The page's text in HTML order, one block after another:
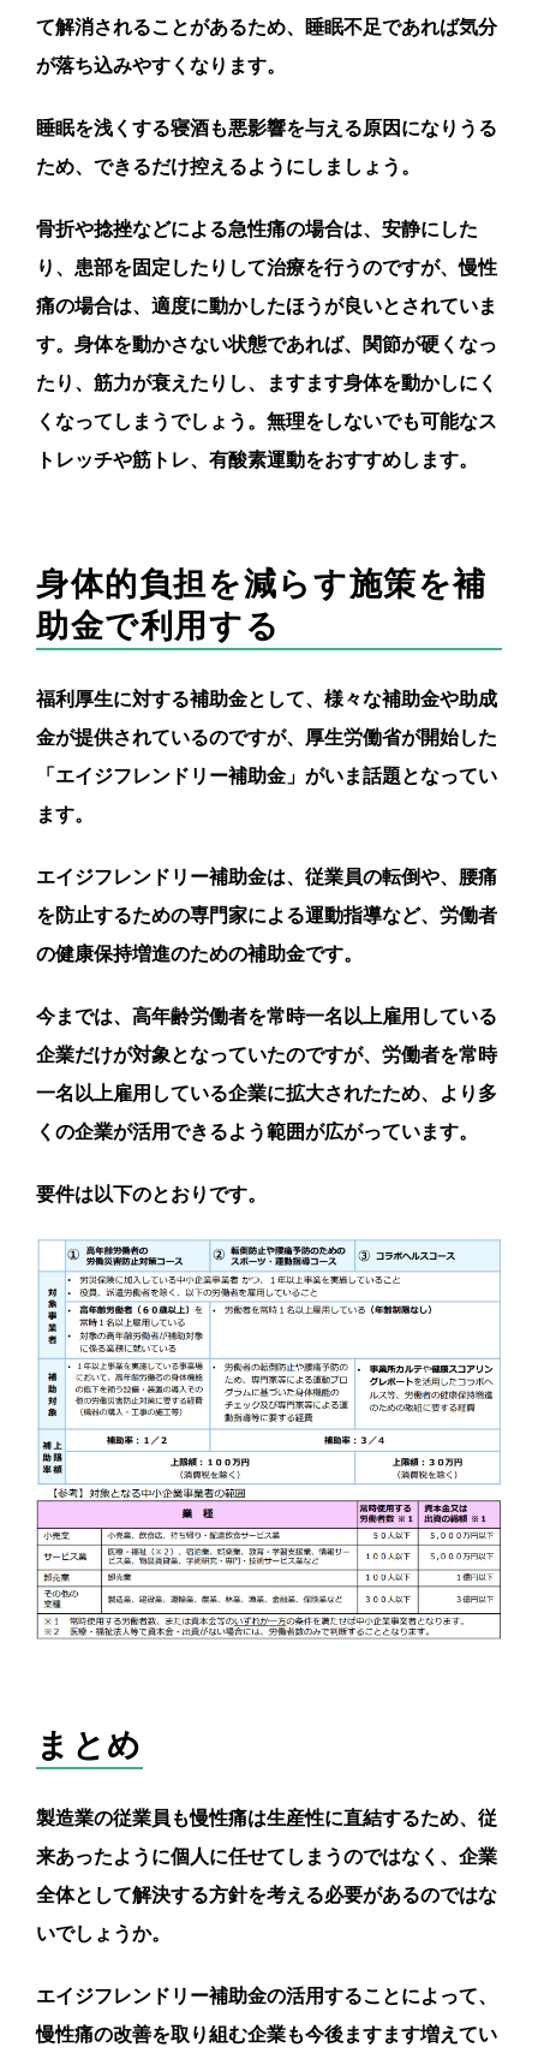
て解消されることがあるため、睡眠不足であれば気分
が落ち込みやすくなります。
睡眠を浅くする寝酒も悪影響を与える原因になりうる
ため、できるだけ控えるようにしましょう。
骨折や捻挫などによる急性痛の場合は、安静にした
り、患部を固定したりして治療を行うのですが、慢性
痛の場合は、適度に動かしたほうが良いとされていま
す。身体を動かさない状態であれば、関節が硬くなっ
たり、筋力が衰えたりし、ますます身体を動かしにく
くなってしまうでしょう。無理をしないでも可能なス
トレッチや筋トレ、有酸素運動をおすすめします。
身体的負担を減らす施策を補
助金で利用する
福利厚生に対する補助金として、様々な補助金や助成
金が提供されているのですが、厚生労働省が開始した
「エイジフレンドリー補助金」がいま話題となってい
ます。
エイジフレンドリー補助金は、従業員の転倒や、腰痛
を防止するための専門家による運動指導など、労働者
の健康保持増進のための補助金です。
今までは、高年齢労働者を常時一名以上雇用している
企業だけが対象となっていたのですが、労働者を常時
一名以上雇用している企業に拡大されたため、より多
くの企業が活用できるよう範囲が広がっています。
要件は以下のとおりです。
まとめ
製造業の従業員も慢性痛は生産性に直結するため、従
来あったように個人に任せてしまうのではなく、企業
全体として解決する方針を考える必要があるのではな
いでしょうか。
エイジフレンドリー補助金の活用することによって、
慢性痛の改善を取り組む企業も今後ますます増えてい